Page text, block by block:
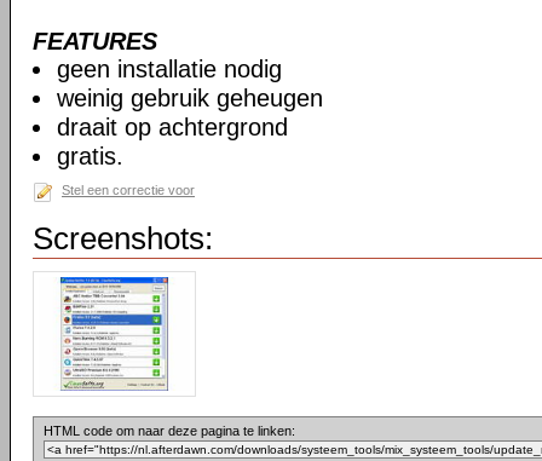
FEATURES
geen installatie nodig
weinig gebruik geheugen
draait op achtergrond
gratis.
Stel een correctie voor
Screenshots:
HTML code om naar deze pagina te linken: